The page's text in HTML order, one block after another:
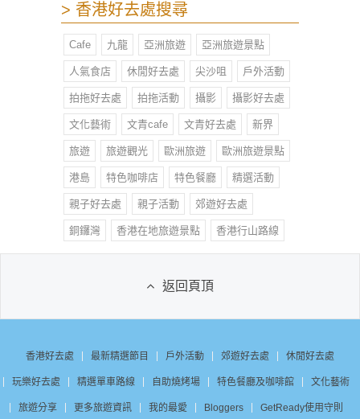
> 香港好去處搜尋
Cafe 九龍 亞洲旅遊 亞洲旅遊景點
人氣食店 休閒好去處 尖沙咀 戶外活動
拍拖好去處 拍拖活動 攝影 攝影好去處
文化藝術 文青cafe 文青好去處 新界
旅遊 旅遊觀光 歐洲旅遊 歐洲旅遊景點
港島 特色咖啡店 特色餐廳 精選活動
親子好去處 親子活動 郊遊好去處
銅鑼灣 香港在地旅遊景點 香港行山路線
返回頁頂
香港好去處 最新精選節目 戶外活動 郊遊好去處 休閒好去處
玩樂好去處 精選單車路線 自助燒烤場 特色餐廳及咖啡館 文化藝術
旅遊分享 更多旅遊資訊 我的最愛 Bloggers GetReady使用守則